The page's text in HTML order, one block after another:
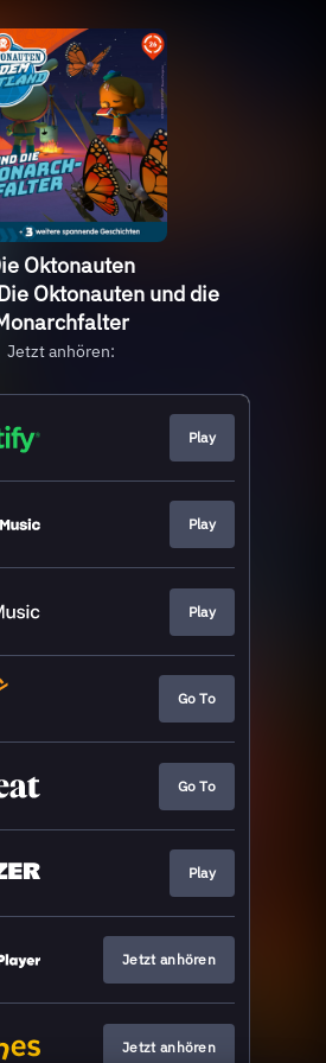
Oktonauten
Oktonauten und die
Jetzt anhören:
Play
Play
Play
Go To
Go To
Play
Jetzt anhören
Jetzt anhören